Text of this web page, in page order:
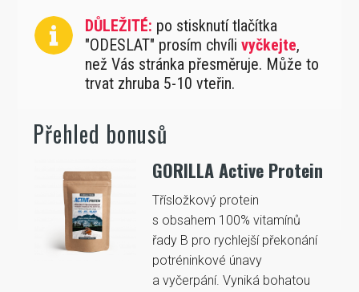
DŮLEŽITÉ: po stisknutí tlačítka
"ODESLAT" prosím chvíli vyčkejte,
než Vás stránka přesměruje. Může to
trvat zhruba 5-10 vteřin.
Přehled bonusů
GORILLA Active Protein
Třísložkový protein
s obsahem 100% vitamínů
řady B pro rychlejší překonání
potréninkové únavy
a vyčerpání. Vyniká bohatou